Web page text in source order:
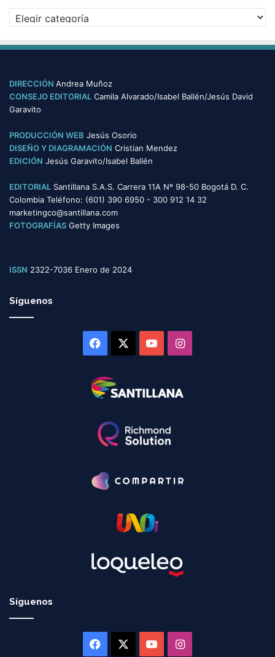
v
a
e
o
r
í
s
DIRECCIÓN Andrea Muñoz
CONSEJO EDITORIAL Camila Alvarado/Isabel Ballén/Jesús David
Garavito
PRODUCCIÓN WEB Jesús Osorio
DISEÑO Y DIAGRAMACIÓN Cristian Mendez
EDICIÓN Jesús Garavito/Isabel Ballén
EDITORIAL Santillana S.A.S. Carrera 11A Nº 98-50 Bogotá D. C.
Colombia Teléfono: (601) 390 6950 - 300 912 14 32
marketingco@santillana.com
FOTOGRAFÍAS Getty Images
ISSN 2322-7036 Enero de 2024
Síguenos
Facebook YouTubeInstagram
Síguenos
Facebook YouTubeInstagram